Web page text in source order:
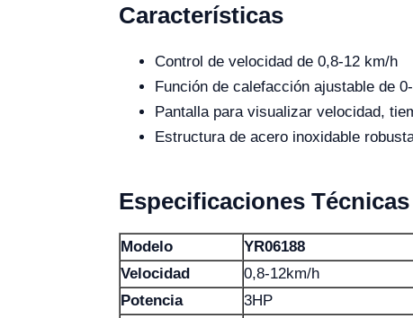
Características
Control de velocidad de 0,8-12 km/h
Función de calefacción ajustable de
Pantalla para visualizar velocidad,
Estructura de acero inoxidable
Especificaciones Técnicas
Modelo
YR06188
Velocidad
0,8-12km/h
Potencia
3HP